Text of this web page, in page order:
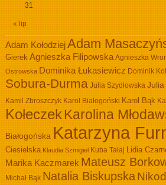
« lip
31
Adam KołodziejAdam
Gierek Agnieszka Filipowska Agnieszka
Ostrowska Dominika Łukasiewicz Dominik
Sobura-Durma Julia Szydłowska Julia
Kamil Zbroszczyk Karol Białogoński Karol Bąk
KołeczekKarolina
Białogońska Katarzyna
Ciesielska Klaudia Szmigiel Kuba Tałaj Lidia
Marika Kaczmarek Mateusz
Michał Bąk Natalia Biskupska